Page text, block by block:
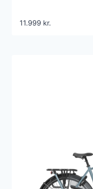
11.999 kr.